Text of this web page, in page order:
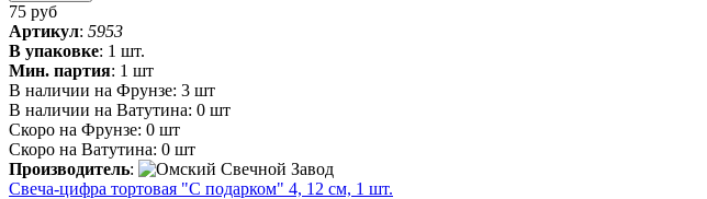
75 руб
Артикул: 5953
В упаковке: 1 шт.
Мин. партия: 1 шт
В наличии на Фрунзе: 3 шт
В наличии на Ватутина: 0 шт
Скоро на Фрунзе: 0 шт
Скоро на Ватутина: 0 шт
Производитель:
Свеча-цифра тортовая "С подарком" 4, 12 см, 1 шт.